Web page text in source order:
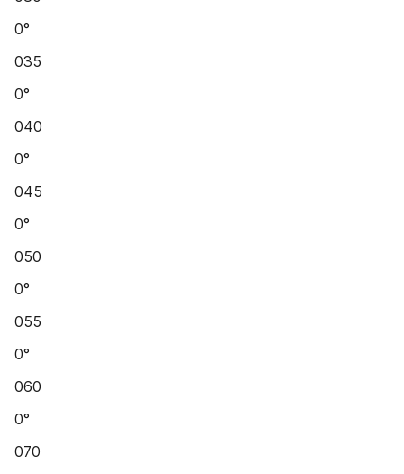
0°
035
0°
040
0°
045
0°
050
0°
055
0°
060
0°
070